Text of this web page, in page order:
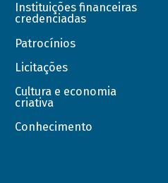
Instituições financeiras
credenciadas
Patrocínios
Licitações
Cultura e economia
criativa
Conhecimento